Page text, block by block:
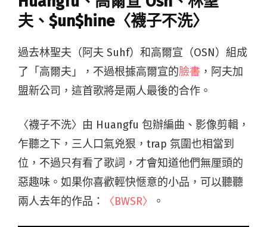
夫、$un$hine〈襪子不洗〉
過去林聖夫（阿夫 Suhf）和高爾宣（OSN）組成
了「高爾夫」，不過根據高爾宣的臉書 ，阿夫加
盟新公司，這首歌將是兩人最後的合作。
〈襪子不洗〉由 Huangfu 包辦編曲、影像剪輯，
乍聽之下，三人口氣兇狠，trap 氛圍也相當到
位，不過只有看了歌詞，才會知道他們無厘頭的
惡趣味。如果你喜歡輕快愜意的小品，可以聽聽
兩人去年的作品：
〈BWSR〉 。